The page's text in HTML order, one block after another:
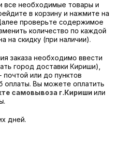
все необходимые товары и
в корзину и нажмите на
проверьте содержимое
количество по каждой
на скидку (при наличии).
заказа необходимо ввести
город доставки Кириши),
или до пунктов
оплаты. Вы можете оплатить
самовывоза г.Кириши или
дней.